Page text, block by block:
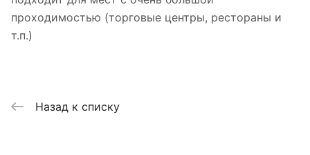
проходимостью (торговые центры, рестораны и
т.п.)
Назад к списку